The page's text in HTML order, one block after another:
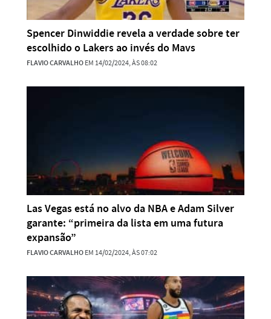
Spencer Dinwiddie revela a verdade sobre ter
escolhido o Lakers ao invés do Mavs
FLAVIO CARVALHOEM 14/02/2024, ÀS 08:02
Las Vegas está no alvo da NBA e Adam Silver
garante: “primeira da lista em uma futura
expansão”
FLAVIO CARVALHOEM 14/02/2024, ÀS 07:02